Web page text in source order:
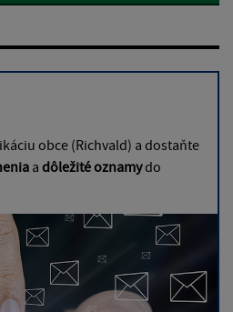
obce (Richvald) a dostaňte
a dôležité oznamydo